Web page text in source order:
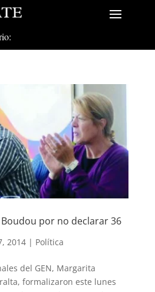
Boudou por no declarar 36
2014| Política
del GEN, Margarita
formalizaron este lunes